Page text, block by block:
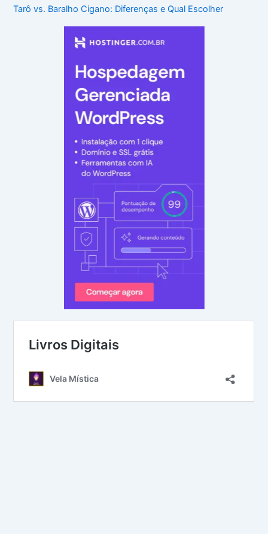
Tarô vs. Baralho Cigano: Diferenças e Qual Escolher